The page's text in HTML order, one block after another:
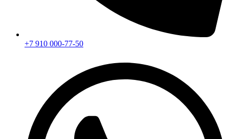
+7 910 000-77-50